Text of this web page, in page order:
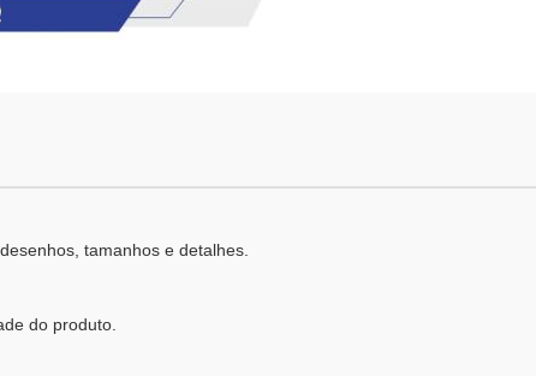
tamanhos e detalhes.
do produto.